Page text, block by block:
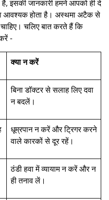
इसकी जानकारी हमने आपको ही दे
आवश्यक होता है। अस्थमा अटैक से
चलिए बात करते हैं कि
-
क्या न करें
बिना डॉक्टर से सलाह लिए दवा
न बदलें।
धूम्रपान न करें और ट्रिगर करने
वाले कारकों से दूर रहें।
ठंडी हवा में व्यायाम न करें और न
ही तनाव लें।